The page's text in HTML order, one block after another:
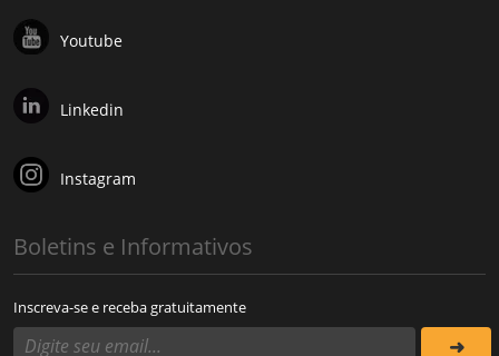
Youtube
Linkedin
Instagram
Boletins e Informativos
Inscreva-se e receba gratuitamente